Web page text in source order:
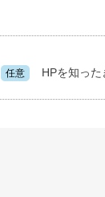
任意 HPを知った